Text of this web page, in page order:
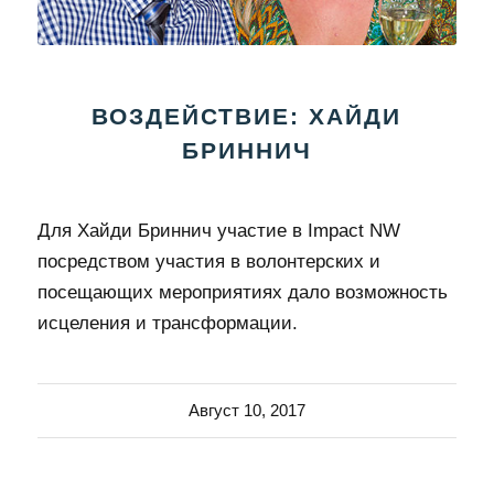
ВОЗДЕЙСТВИЕ: ХАЙДИ
БРИННИЧ
Для Хайди Бриннич участие в Impact NW
посредством участия в волонтерских и
посещающих мероприятиях дало возможность
исцеления и трансформации.
Август 10, 2017